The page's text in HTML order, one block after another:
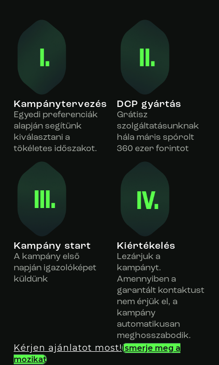
Kampánytervezés
Egyedi preferenciák
alapján segítünk
kiválasztani a
tökéletes időszakot.
DCP gyártás
Grátisz
szolgáltatásunknak
hála máris spórolt
360 ezer forintot
Kampány start
A kampány első
napján igazolóképet
küldünk
Kiértékelés
Lezárjuk a
kampányt.
Amennyiben a
garantált kontaktust
nem érjük el, a
kampány
automatikusan
meghosszabodik.
Kérjen ajánlatot most!Ismerje meg a
mozikat